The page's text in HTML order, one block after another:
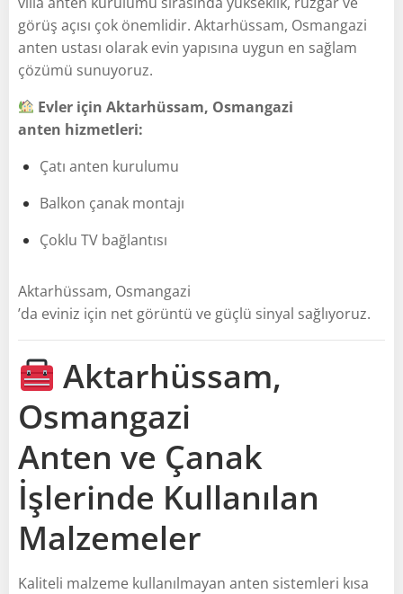
görüş açısı çok önemlidir. Aktarhüssam, Osmangazi
anten ustası olarak evin yapısına uygun en sağlam
çözümü sunuyoruz.
Evler için Aktarhüssam, Osmangazi
anten hizmetleri:
Çatı anten kurulumu
Balkon çanak montajı
Çoklu TV bağlantısı
Aktarhüssam, Osmangazi
’da eviniz için net görüntü ve güçlü sinyal sağlıyoruz.
Aktarhüssam,
Osmangazi
Anten ve Çanak
İşlerinde Kullanılan
Malzemeler
Kaliteli malzeme kullanılmayan anten sistemleri kısa